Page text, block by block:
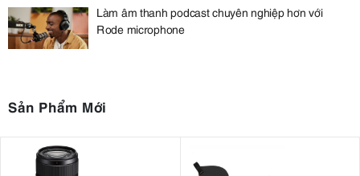
Làm âm thanh podcast chuyên nghiệp hơn với
Rode microphone
Sản Phẩm Mới